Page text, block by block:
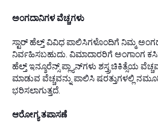
ಅಂಗದಾನಿಗಳ ವೆಚ್ಚಗಳು
ಸ್ಟಾರ್ ಹೆಲ್ತ್ ವಿವಿಧ ಪಾಲಿಸಿಗಳೊಂದಿಗೆ ನಿಮ್ಮ
ನಿರ್ವಹಿಸಬಹುದು. ವಿಮಾದಾರರಿಗೆ ಅಂಗಾಂಗ
ಹೆಲ್ತ್ ಇನ್ಶೂರೆನ್ಸ್ ಪ್ಲ್ಯಾನ್‌ಗಳು ಶಸ್ತ್ರಚಿಕಿತ್ಸೆಯ
ಮಾಡುವ ವೆಚ್ಚವನ್ನು ಪಾಲಿಸಿ ಷರತ್ತುಗಳಲ್ಲಿ
ಭರಿಸಲಾಗುತ್ತದೆ.
ಆರೋಗ್ಯ ತಪಾಸಣೆ